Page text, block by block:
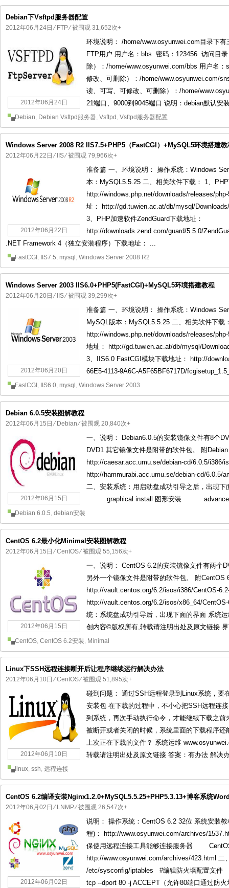
Debian下Vsftpd服务器配置
2012年06月24日 ⁄ FTP⁄ 被围观 31,652次+
2012年06月24日
环境说明： /home/www.osyunwei.com目录下
FTP用户 用户名：bbs 密码：123456 访问目
除）：/home/www.osyunwei.com/bbs 用户名
修改、可删除）：/home/www.osyunwei.com/
读、可写、可修改、可删除）：/home/
21端口、9000到9045端口 说明：debian默认安
Debian, Debian Vsftpd服务器, Vsftpd , Vsftpd服务器配置
Windows Server 2008 R2 IIS7.5+PHP5（FastCGI）+MySQL5环境搭建教
2012年06月22日 ⁄ IIS⁄ 被围观 79,966次+
2012年06月22日
准备篇 一、环境说明： 操作系统：Windows
本：MySQL5.5.25 二、相关软件下载： 1、
http://windows.php.net/downloads/releases/
址： http://gd.tuwien.ac.at/db/mysql/
3、PHP加速软件ZendGuard下载地址：
http://downloads.zend.com/guard/5.5.0/
.NET Framework 4（独立安装程序）下载地址： ...
FastCGI , IIS7.5, mysql , Windows Server 2008 R2
Windows Server 2003 IIS6.0+PHP5(FastCGI)+MySQL5环境搭建教程
2012年06月20日 ⁄ IIS⁄ 被围观 39,299次+
2012年06月20日
准备篇 一、环境说明： 操作系统：Windows
MySQL版本：MySQL5.5.25 二、相关软件下载
http://windows.php.net/downloads/releases/
地址： http://gd.tuwien.ac.at/db/mysql/
3、IIS6.0 FastCGI模块下载地址： http://
66E5-4113-9A6C-A5F65BF6717D/
FastCGI , IIS6.0, mysql , Windows Server 2003
Debian 6.0.5安装图解教程
2012年06月15日 ⁄ Debian⁄ 被围观 20,840次+
2012年06月15日
一、说明： Debian6.0.5的安装镜像文件有8个
DVD1 其它镜像文件是附带的软件包。 附
http://caesar.acc.umu.se/debian-cd/6.0.5/i386/
http://hammurabi.acc.umu.se/debian-cd/6.0.5/
二、安装系统：用启动盘成功引导之后，出
graphical install 图形安装 advanced
Debian 6.0.5, debian安装
CentOS 6.2最小化Minimal安装图解教程
2012年06月15日 ⁄CentOS⁄ 被围观 55,156次+
2012年06月15日
一、说明： CentOS 6.2的安装镜像文件有两个
另外一个镜像文件是附带的软件包。 附CentOS
http://vault.centos.org/6.2/isos/i386/CentOS-
http://vault.centos.org/6.2/isos/x86_64/
统：系统盘成功引导后，出现下面的界面 系统
创内容©版权所有,转载请注明出处及原文
CentOS, CentOS 6.2安装, Minimal
Linux下SSH远程连接断开后让程序继续运行解决办法
2012年06月10日 ⁄CentOS⁄ 被围观 51,895次+
2012年06月10日
碰到问题： 通过SSH远程登录到Linux系统，要
安装包 在下载的过程中，不小心把SSH远程连
到系统，再次手动执行命令，才能继续下载之
被断开或者关闭的时候，系统里面的下载程序
上次正在下载的文件？ 系统运维
转载请注明出处及原文链接 答案：有办法 解决
linux, ssh, 远程连接
CentOS 6.2编译安装Nginx1.2.0+MySQL5.5.25+PHP5.3.13+博客系统
2012年06月02日 ⁄ LNMP⁄ 被围观 26,547次+
2012年06月02日
说明： 操作系统：CentOS 6.2 32位 系统安装
程)： http://www.osyunwei.com/archives/
保使用远程连接工具能够连接服务器
http://www.osyunwei.com/archives/423.html 二
/etc/sysconfig/iptables #编辑防火墙配置文
tcp --dport 80 -j ACCEPT（允许80端口通过